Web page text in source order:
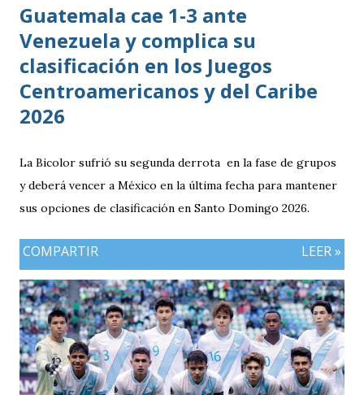
Guatemala cae 1-3 ante
Venezuela y complica su
clasificación en los Juegos
Centroamericanos y del Caribe
2026
La Bicolor sufrió su segunda derrota en la fase de grupos
y deberá vencer a México en la última fecha para mantener
sus opciones de clasificación en Santo Domingo 2026.
COMPARTIR LEER »